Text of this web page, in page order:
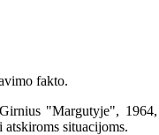
fakto.
"Margutyje",
situacijoms.